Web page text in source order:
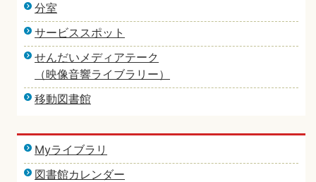
分室
サービススポット
せんだいメディアテーク
（映像音響ライブラリー）
移動図書館
Myライブラリ
図書館カレンダー